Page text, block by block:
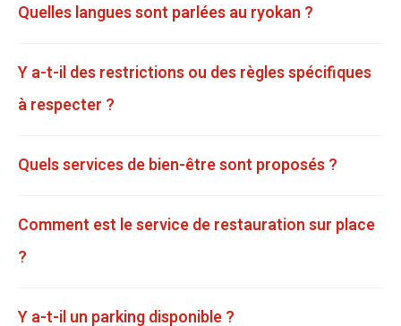
Quelles langues sont parlées au ryokan ?
Y a-t-il des restrictions ou des règles spécifiques
à respecter ?
Quels services de bien-être sont proposés ?
Comment est le service de restauration sur place
?
Y a-t-il un parking disponible ?